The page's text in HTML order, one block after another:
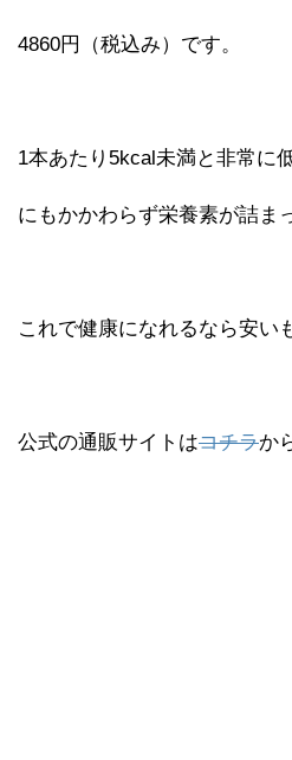
4860円（税込み）です。
1本あたり5kcal未満と非常に
にもかかわらず栄養素が詰ま
これで健康になれるなら安い
公式の通販サイトはコチラか